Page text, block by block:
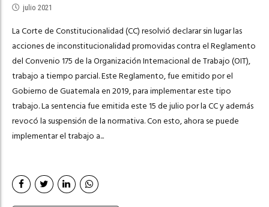
julio 2021
La Corte de Constitucionalidad (CC) resolvió declarar sin lugar las
acciones de inconstitucionalidad promovidas contra el Reglamento
del Convenio 175 de la Organización Internacional de Trabajo (OIT),
trabajo a tiempo parcial. Este Reglamento, fue emitido por el
Gobierno de Guatemala en 2019, para implementar este tipo
trabajo. La sentencia fue emitida este 15 de julio por la CC y además
revocó la suspensión de la normativa. Con esto, ahora se puede
implementar el trabajo a...